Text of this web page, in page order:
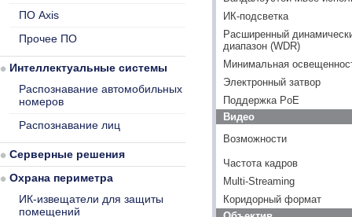
ИК-подсветка
Расширенный
диапазон (WDR)
Минимальная
Электронный затвор
Поддержка PoE
Видео
Возможности
Частота кадров
Multi-Streaming
Коридорный формат
ПО Axis
Прочее ПО
Интеллектуальные системы
Распознавание автомобильных
номеров
Распознавание лиц
Серверные решения
Охрана периметра
ИК-извещатели для защиты
помещений